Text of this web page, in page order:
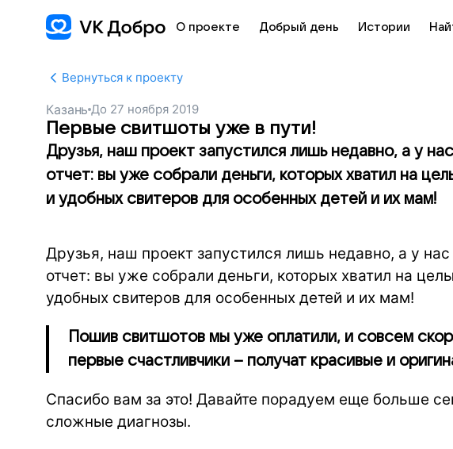
О проекте Добрый день Истории
Вернуться к проекту
Казань До 27 ноября 2019
Первые свитшоты уже в пути!
Друзья, наш проект запустился лишь недавно, а у
отчет: вы уже собрали деньги, которых хватил на
и удобных свитеров для особенных детей и их мам!
Друзья, наш проект запустился лишь недавно, а у
отчет: вы уже собрали деньги, которых хватил на
удобных свитеров для особенных детей и их мам!
Пошив свитшотов мы уже оплатили, и совсем
первые счастливчики – получат красивые и
Спасибо вам за это! Давайте порадуем еще больше
сложные диагнозы.